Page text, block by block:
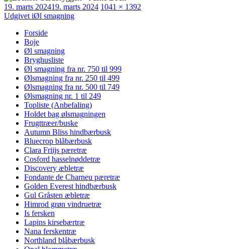
Udgivet
19. marts 202419. marts 2024 Faktisk
1041 × 1392
Indlægsnavigation
Udgivet iØl smagning
Forside
Boje
Øl smagning
Bryghusliste
Øl smagning fra nr. 750 til 999
Ølsmagning fra nr. 250 til 499
Ølsmagning fra nr. 500 til 749
Ølsmagning nr. 1 til 249
Topliste (Anbefaling)
Holdet bag ølsmagningen
Frugttræer/buske
Autumn Bliss hindbærbusk
Bluecrop blåbærbusk
Clara Friijs pæretræ
Cosford hasselnøddetræ
Discovery æbletræ
Fondante de Charneu pæretræ
Golden Everest hindbærbusk
Gul Gråsten æbletræ
Himrod grøn vindruetræ
Is fersken
Lapins kirsebærtræ
Nana ferskentræ
Northland blåbærbusk